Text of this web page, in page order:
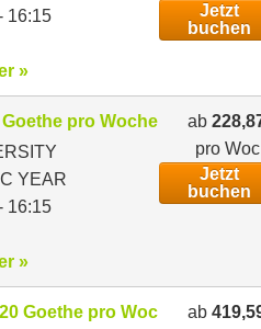
16:15
Jetzt
buchen
»
pro Woche
YEAR
16:15
ab
pro
Jetzt
buchen
»
Goethe pro Woche
ab